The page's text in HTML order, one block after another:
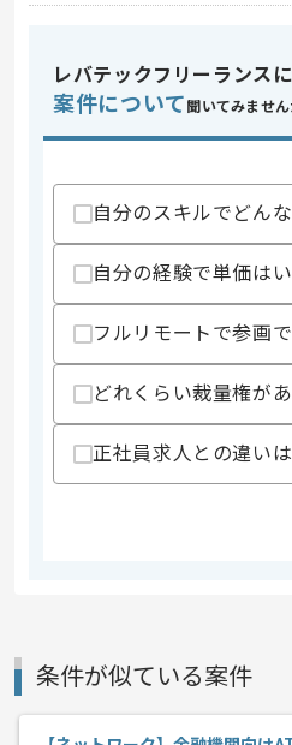
・セキ
歓迎ス
・アジ
上記
精算・お支払い
精算条
その他募集要項
商談回
メント
レバテックフリーランスに
案件について 聞いてみません
自分のスキルでどん
自分の経験で単価は
フルリモートで参画
どれくらい裁量権が
正社員求人との違い
条件が似ている案件